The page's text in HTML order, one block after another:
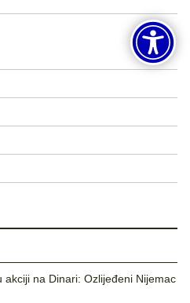
akciji na Dinari: Ozlijeđeni Nijemac